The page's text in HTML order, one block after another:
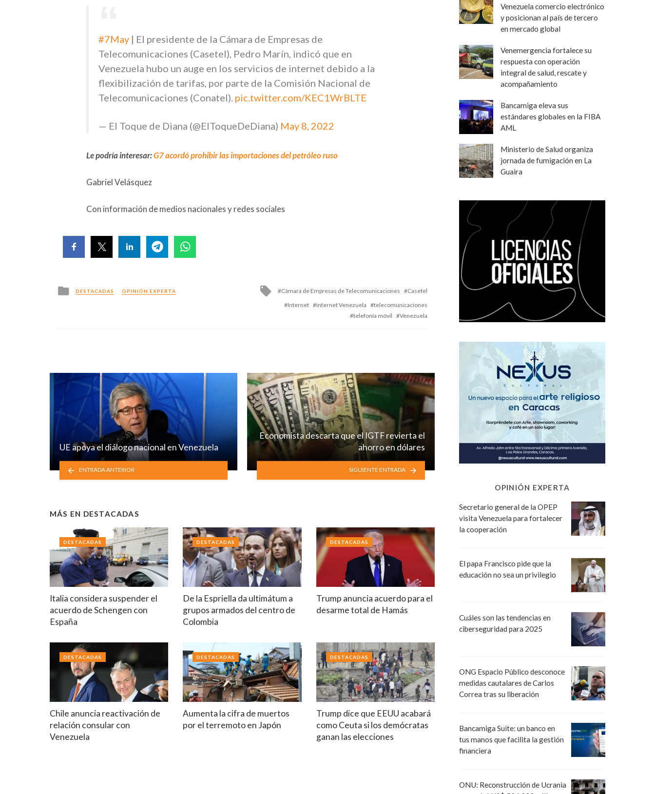
#7May | El presidente de la Cámara de Empresas de
Telecomunicaciones (Casetel), Pedro Marín, indicó que en
Venezuela hubo un auge en los servicios de internet debido a la
flexibilización de tarifas, por parte de la Comisión Nacional de
Telecomunicaciones (Conatel). pic.twitter.com/KEC1WrBLTE
— El Toque de Diana (@ElToqueDeDiana) May 8, 2022
Le podría interesar:G7 acordó prohibir las importaciones del petróleo ruso
Gabriel Velásquez
Con información de medios nacionales y redes sociales
Posted
in
DESTACADAS OPINIÓN EXPERTA
Tagged
with
Cámara de Empresas de Telecomunicaciones
Casetel
Internet
internet Venezuela
telecomunicaciones
telefonía móvil
Venezuela
UE apoya el diálogo nacional en Venezuela
ENTRADA ANTERIOR
Economista descarta que el IGTF revierta el
ahorro en dólares
SIGUIENTE ENTRADA
MÁS EN DESTACADAS
Italia considera suspender el
acuerdo de Schengen con
España
DESTACADAS
De la Espriella da ultimátum a
grupos armados del centro de
Colombia
DESTACADAS
Trump anuncia acuerdo para el
desarme total de Hamás
DESTACADAS
Chile anuncia reactivación de
relación consular con
Venezuela
DESTACADAS
Aumenta la cifra de muertos
por el terremoto en Japón
DESTACADAS
Trump dice que EEUU acabará
como Ceuta si los demócratas
ganan las elecciones
DESTACADAS
Venezuela comercio electrónico
y posicionan al país de tercero
en mercado global
Venemergencia fortalece su
respuesta con operación
integral de salud, rescate y
acompañamiento
Bancamiga eleva sus
estándares globales en la FIBA
AML
Ministerio de Salud organiza
jornada de fumigación en La
Guaira
OPINIÓN EXPERTA
Secretario general de la OPEP
visita Venezuela para fortalecer
la cooperación
El papa Francisco pide que la
educación no sea un privilegio
Cuáles son las tendencias en
ciberseguridad para 2025
ONG Espacio Público desconoce
medidas cautalares de Carlos
Correa tras su liberación
Bancamiga Suite: un banco en
tus manos que facilita la gestión
financiera
ONU: Reconstrucción de Ucrania